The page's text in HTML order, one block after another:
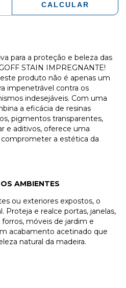
CALCULAR
para a proteção e beleza das
STAIN IMPREGNANTE!
produto não é apenas um
impenetrável contra os
indesejáveis. Com uma
a eficácia de resinas
pigmentos transparentes,
e aditivos, oferece uma
a estética da
AMBIENTES
ou exteriores expostos, o
Proteja e realce portas, janelas,
forros, móveis de jardim e
acabamento acetinado que
natural da madeira.